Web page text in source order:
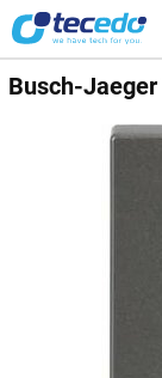
Busch-Jaeger